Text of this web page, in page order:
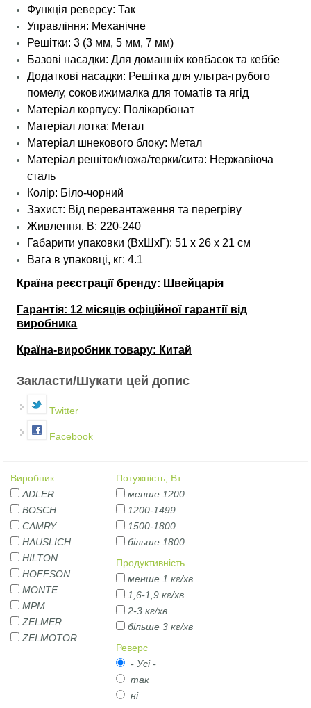
Функція реверсу: Так
Управління: Механічне
Решітки: 3 (3 мм, 5 мм, 7 мм)
Базові насадки: Для домашніх ковбасок та кеббе
Додаткові насадки: Решітка для ультра-грубого
помелу, соковижималка для томатів та ягід
Матеріал корпусу: Полікарбонат
Матеріал лотка: Метал
Матеріал шнекового блоку: Метал
Матеріал решіток/ножа/терки/сита: Нержавіюча
сталь
Колір: Біло-чорний
Захист: Від перевантаження та перегріву
Живлення, В: 220-240
Габарити упаковки (ВхШхГ): 51 х 26 х 21 см
Вага в упаковці, кг: 4.1
Країна реєстрації бренду: Швейцарія
Гарантія: 12 місяців офіційної гарантії від
виробника
Країна-виробник товару: Китай
Закласти/Шукати цей допис
Twitter
Facebook
Виробник
ADLER
BOSCH
CAMRY
HAUSLICH
HILTON
HOFFSON
MONTE
MPM
ZELMER
ZELMOTOR
Потужність, Вт
менше 1200
1200-1499
1500-1800
більше 1800
Продуктивність
менше 1 кг/хв
1,6-1,9 кг/хв
2-3 кг/хв
більше 3 кг/хв
Реверс
- Усі -
так
ні